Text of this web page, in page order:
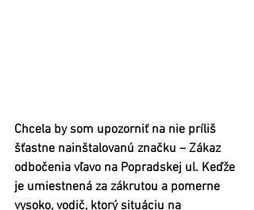
Chcela by som upozorniť na nie príliš
šťastne nainštalovanú značku – Zákaz
odbočenia vľavo na Popradskej ul. Keďže
je umiestnená za zákrutou a pomerne
vysoko, vodič, ktorý situáciu na